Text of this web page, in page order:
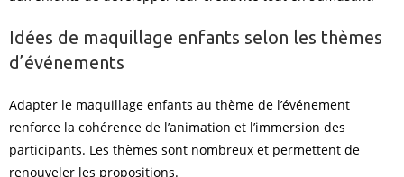
Idées de maquillage enfants selon les thèmes
d’événements
Adapter le maquillage enfants au thème de l’événement
renforce la cohérence de l’animation et l’immersion des
participants. Les thèmes sont nombreux et permettent de
renouveler les propositions.